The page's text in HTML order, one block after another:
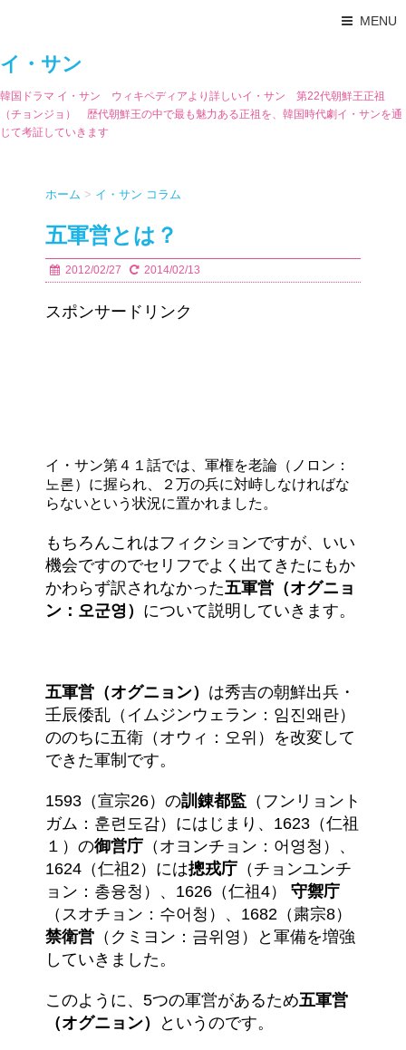
MENU
イ・サン
韓国ドラマ イ・サン ウィキペディアより詳しいイ・サン 第22代朝鮮王正祖
（チョンジョ） 歴代朝鮮王の中で最も魅力ある正祖を、韓国時代劇イ・サンを通
じて考証していきます
ホーム > イ・サン コラム
五軍営とは？
2012/02/27 2014/02/13
スポンサードリンク
イ・サン第４１話では、軍権を老論（ノロン：
노론）に握られ、２万の兵に対峙しなければな
らないという状況に置かれました。
もちろんこれはフィクションですが、いい
機会ですのでセリフでよく出てきたにもか
かわらず訳されなかった五軍営（オグニョ
ン：오군영） について説明していきます。
五軍営（オグニョン） は秀吉の朝鮮出兵・
壬辰倭乱（イムジンウェラン：임진왜란）
ののちに五衛（オウィ：오위）を改変して
できた軍制です。
1593（宣宗26）の訓錬都監 （フンリョント
ガム：훈련도감）にはじまり、1623（仁祖
１）の御営庁 （オヨンチョン：어영청）、
1624（仁祖2）には摠戎庁 （チョンユンチ
ョン：총융청）、1626（仁祖4）
守禦庁
（スオチョン：수어청）、1682（粛宗8）
禁衛営 （クミヨン：금위영）と軍備を増強
していきました。
このように、5つの軍営があるため五軍営
（オグニョン）
というのです。